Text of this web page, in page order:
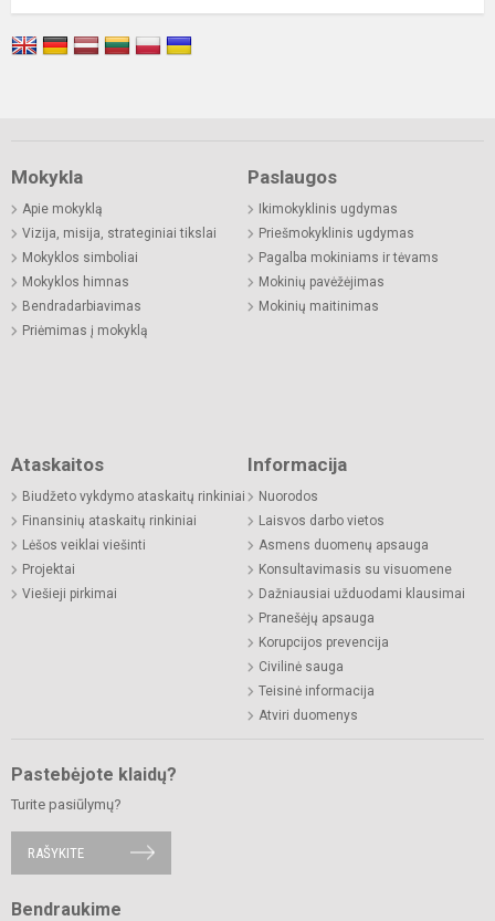
Mokykla
Apie mokyklą
Vizija, misija, strateginiai tikslai
Mokyklos simboliai
Mokyklos himnas
Bendradarbiavimas
Priėmimas į mokyklą
Paslaugos
Ikimokyklinis ugdymas
Priešmokyklinis ugdymas
Pagalba mokiniams ir tėvams
Mokinių pavėžėjimas
Mokinių maitinimas
Ataskaitos
Biudžeto vykdymo ataskaitų rinkiniai
Finansinių ataskaitų rinkiniai
Lėšos veiklai viešinti
Projektai
Viešieji pirkimai
Informacija
Nuorodos
Laisvos darbo vietos
Asmens duomenų apsauga
Konsultavimasis su visuomene
Dažniausiai užduodami klausimai
Pranešėjų apsauga
Korupcijos prevencija
Civilinė sauga
Teisinė informacija
Atviri duomenys
Pastebėjote klaidų?
Turite pasiūlymų?
RAŠYKITE
Bendraukime